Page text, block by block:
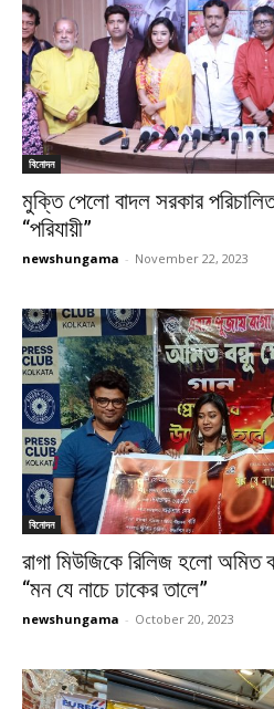
বিনোদন
মুক্তি পেলো বাদল সরকার পরিচালিত
“পরিযায়ী”
newshungama - November 22, 2023
বিনোদন
রাগা মিউজিকে রিলিজ হলো অমিত
“মন যে নাচে ঢাকের তালে”
newshungama - October 20, 2023